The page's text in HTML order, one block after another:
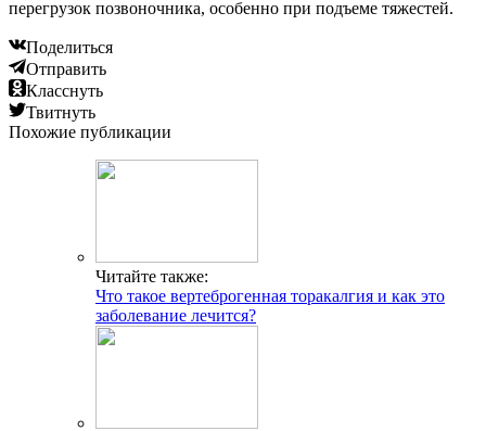
перегрузок позвоночника, особенно при подъеме тяжестей.
Поделиться
Отправить
Класснуть
Твитнуть
Похожие публикации
Читайте также:
Что такое вертеброгенная торакалгия и как это
заболевание лечится?